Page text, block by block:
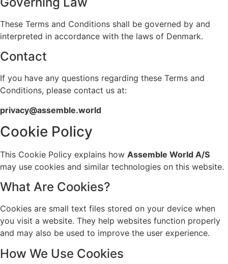
These Terms and Conditions shall be governed by and
interpreted in accordance with the laws of Denmark.
Contact
If you have any questions regarding these Terms and
Conditions, please contact us at:
privacy@assemble.world
Cookie Policy
This Cookie Policy explains how Assemble World A/S
may use cookies and similar technologies on this website.
What Are Cookies?
Cookies are small text files stored on your device when
you visit a website. They help websites function properly
and may also be used to improve the user experience.
How We Use Cookies